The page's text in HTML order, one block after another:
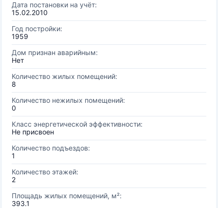
Дата постановки на учёт:
15.02.2010
Год постройки:
1959
Дом признан аварийным:
Нет
Количество жилых помещений:
8
Количество нежилых помещений:
0
Класс энергетической эффективности:
Не присвоен
Количество подъездов:
1
Количество этажей:
2
Площадь жилых помещений, м²:
393.1